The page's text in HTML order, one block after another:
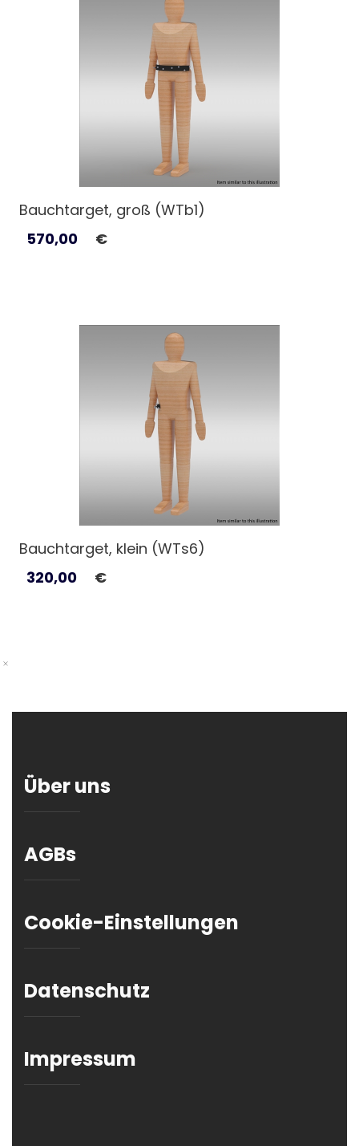
Bauchtarget, groß (WTb1)
570,00
€
Bauchtarget, klein (WTs6)
320,00
€
Über uns
AGBs
Cookie-Einstellungen
Datenschutz
Impressum